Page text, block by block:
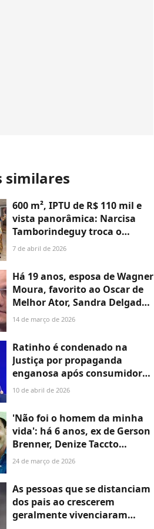
similares
600 m², IPTU de R$ 110 mil e
vista panorâmica: Narcisa
Tamborindeguy troca o
icônico Chopin por
R$ 48 milhões no Cap Ferrat;
especialista imobiliária
analisa a estratégia
7 de abril de 2026
Há 19 anos, esposa de Wagner
Moura, favorito ao Oscar de
Melhor Ator, Sandra Delgado
faz revelação no 'Arquivo
Faustão: 'Ele não dá...'
14 de março de 2026
Ratinho é condenado na
Justiça por propaganda
enganosa após consumidor
ter prejuízo de mais de R$ 6
processou apresentador
10 de abril de 2026
'Não foi o homem da minha
vida': há 6 anos, ex de Gerson
Brenner, Denize Taccto
explicou afastamento após
decisão judicial
24 de março de 2026
As pessoas que se distanciam
dos pais ao crescerem
geralmente vivenciaram